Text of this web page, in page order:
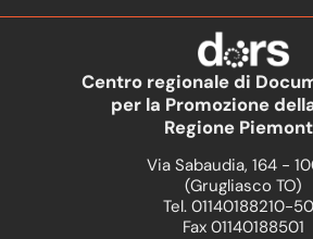
Centro regionale di
per la Promozione
Regione
Via Sabaudia, 164 -
(Grugliasco TO)
Tel. 01140188210-
Fax 01140188501